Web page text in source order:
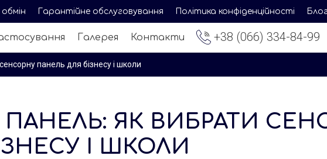
Гарантійне обслуговування Політика конфіденційності Блог
Галерея Контакти +38 (066) 334-84-99
панель для бізнесу і школи
ПАНЕЛЬ: ЯК ВИБРАТИ
І ШКОЛИ